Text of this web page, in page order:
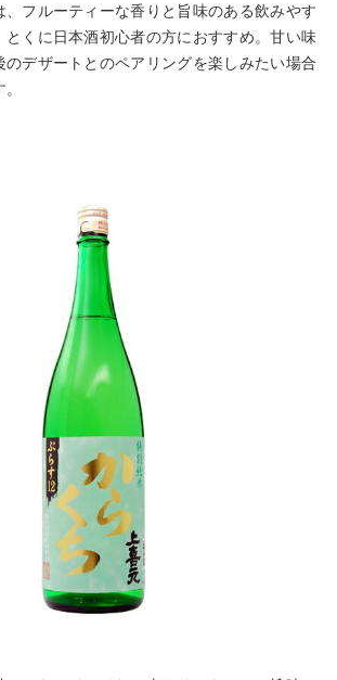
、フルーティーな香りと旨味のある飲みやす
とくに日本酒初心者の方におすすめ。甘い味
のデザートとのペアリングを楽しみたい場合